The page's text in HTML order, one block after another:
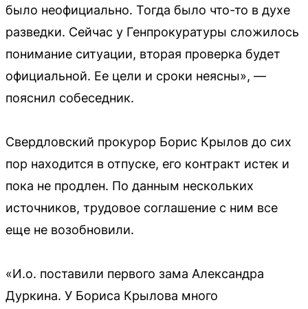
было неофициально. Тогда было что-то в духе
разведки. Сейчас у Генпрокуратуры сложилось
понимание ситуации, вторая проверка будет
официальной. Ее цели и сроки неясны», —
пояснил собеседник.
Свердловский прокурор Борис Крылов до сих
пор находится в отпуске, его контракт истек и
пока не продлен. По данным нескольких
источников, трудовое соглашение с ним все
еще не возобновили.
«И.о. поставили первого зама Александра
Дуркина. У Бориса Крылова много